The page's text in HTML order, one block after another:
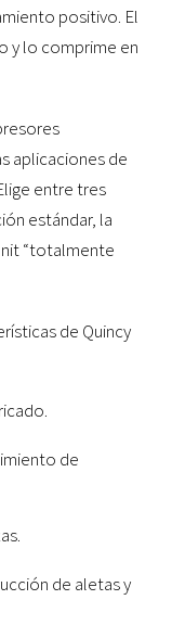
positivo. El
y lo comprime en
aplicaciones de
entre tres
estándar, la
“totalmente
de Quincy
de
de aletas y